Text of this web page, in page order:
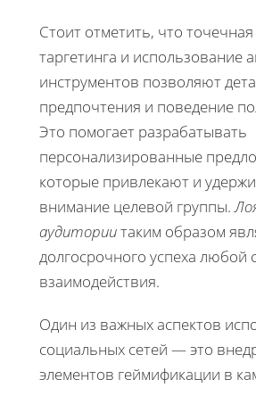
Стоит отметить, что
таргетинга и использование
инструментов позволяют
предпочтения и поведение
Это помогает разрабатывать
персонализированные
которые привлекают и
внимание целевой группы.
аудиториитаким образом
долгосрочного успеха любой
взаимодействия.
Один из важных аспектов
социальных сетей — это
элементов геймификации в